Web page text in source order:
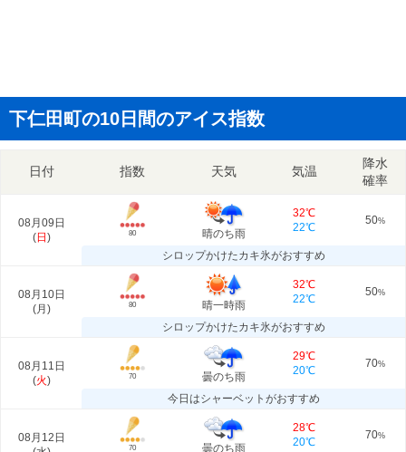
下仁田町の10日間のアイス指数
日付 指数 天気 気温
降水
確率
08月09日
(日 ) 80 晴のち雨
32℃
22℃
50%
シロップかけたカキ氷がおすすめ
08月10日
(月 ) 80 晴一時雨
32℃
22℃
50%
シロップかけたカキ氷がおすすめ
08月11日
(火) 70 曇のち雨
29℃
20℃
70%
今日はシャーベットがおすすめ
08月12日
70 曇のち雨
28℃
20℃
70%